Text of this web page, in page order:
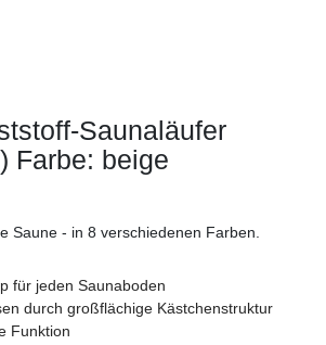
Saunaläufer
Farbe: beige
Saune - in 8 verschiedenen Farben.
für jeden Saunaboden
durch großflächige Kästchenstruktur
Funktion